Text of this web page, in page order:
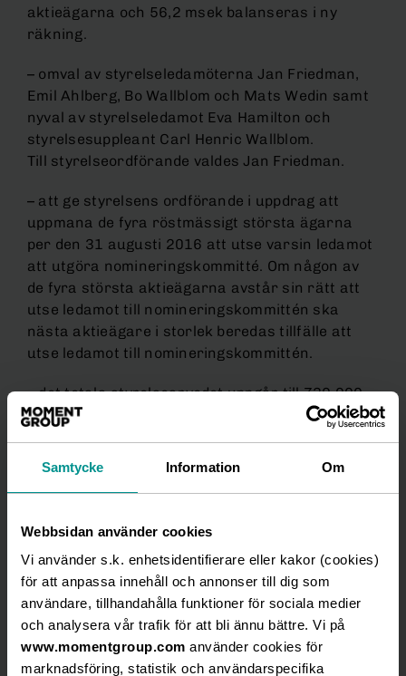
Samtycke Information Om
Webbsidan använder cookies
Vi använder s.k. enhetsidentifierare eller kakor (cookies)
för att anpassa innehåll och annonser till dig som
användare, tillhandahålla funktioner för sociala medier
och analysera vår trafik för att bli ännu bättre. Vi på
www.momentgroup.com använder cookies för
marknadsföring, statistik och användarspecifika
aktieägarna och 56,2 msek balanseras i ny
räkning.
– omval av styrelseledamöterna Jan Friedman,
Emil Ahlberg, Bo Wallblom och Mats Wedin samt
nyval av styrelseledamot Eva Hamilton och
styrelsesuppleant Carl Henric Wallblom.
Till styrelseordförande valdes Jan Friedman.
– att ge styrelsens ordförande i uppdrag att
uppmana de fyra röstmässigt största ägarna
per den 31 augusti 2016 att utse varsin ledamot
att utgöra nomineringskommitté. Om någon av
de fyra största aktieägarna avstår sin rätt att
utse ledamot till nomineringskommittén ska
nästa aktieägare i storlek beredas tillfälle att
utse ledamot till nomineringskommittén.
– det totala styrelsearvodet uppgår till 730 000
kronor för kommande period samt arvodering
2E Group är en av de ledande aktörerna inom
koncernen skapas underhållning och möten för
fler än 1,8 miljoner gäster varje år – såväl
privatpersoner som företagskunder. Inom
affärsområde Live Entertainment producerar
2Entertain musikal, teater, show och konsert
samtidigt som man skapar specialbeställd
underhållning och förmedlar artister till